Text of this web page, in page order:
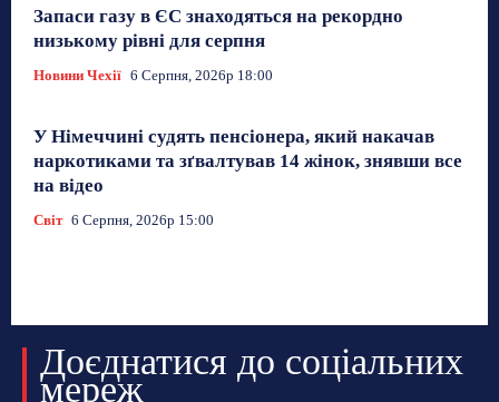
Запаси газу в ЄС знаходяться на рекордно
низькому рівні для серпня
Новини Чехії 6 Серпня, 2026р 18:00
У Німеччині судять пенсіонера, який накачав
наркотиками та зґвалтував 14 жінок, знявши все
на відео
Світ 6 Серпня, 2026р 15:00
Доєднатися до соціальних
мереж